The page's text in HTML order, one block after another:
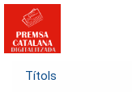
Títols